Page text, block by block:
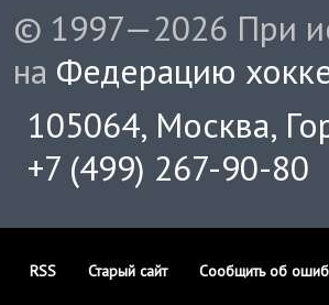
© 1997—2026 При
на Федерацию
105064, Москва,
+7 (499) 267-90-80
RSS Старый сайт Сообщить об